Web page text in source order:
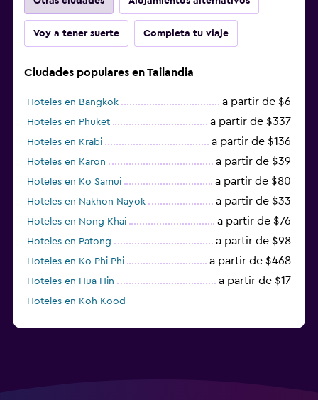
Voy a tener suerte Completa tu viaje
Ciudades populares en Tailandia
Hoteles en Bangkok a partir de $6
Hoteles en Phuket a partir de $337
Hoteles en Krabi a partir de $136
Hoteles en Karon a partir de $39
Hoteles en Ko Samui a partir de $80
Hoteles en Nakhon Nayok a partir de $33
Hoteles en Nong Khai a partir de $76
Hoteles en Patong a partir de $98
Hoteles en Ko Phi Phi a partir de $468
Hoteles en Hua Hin a partir de $17
Hoteles en Koh Kood